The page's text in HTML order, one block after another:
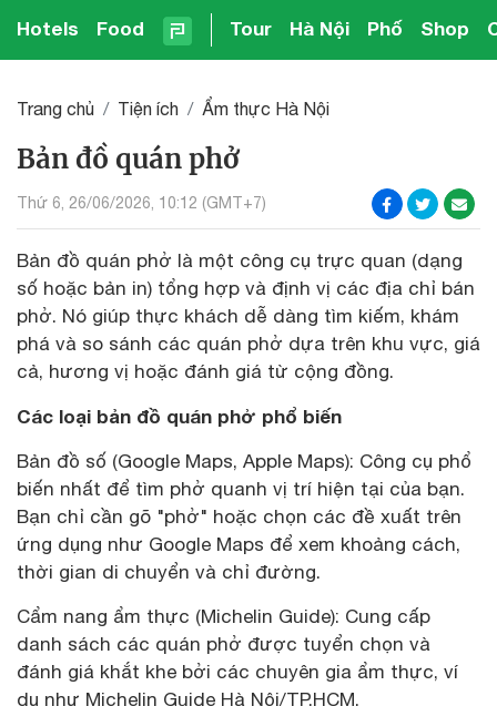
Hotels Food Tour Hà Nội Phố Shop
Trang chủ Tiện ích Ẩm thực Hà Nội
Bản đồ quán phở
Thứ 6, 26/06/2026, 10:12 (GMT+7)
Bản đồ quán phở là một công cụ trực quan (dạng
số hoặc bản in) tổng hợp và định vị các địa chỉ bán
phở. Nó giúp thực khách dễ dàng tìm kiếm, khám
phá và so sánh các quán phở dựa trên khu vực, giá
cả, hương vị hoặc đánh giá từ cộng đồng.
Các loại bản đồ quán phở phổ biến
Bản đồ số (Google Maps, Apple Maps): Công cụ phổ
biến nhất để tìm phở quanh vị trí hiện tại của bạn.
Bạn chỉ cần gõ "phở" hoặc chọn các đề xuất trên
ứng dụng như Google Maps để xem khoảng cách,
thời gian di chuyển và chỉ đường.
Cẩm nang ẩm thực (Michelin Guide): Cung cấp
danh sách các quán phở được tuyển chọn và
đánh giá khắt khe bởi các chuyên gia ẩm thực, ví
dụ như Michelin Guide Hà Nội/TP.HCM.